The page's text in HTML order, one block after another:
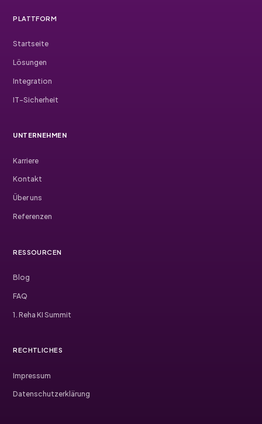
PLATTFORM
Startseite
Lösungen
Integration
IT-Sicherheit
UNTERNEHMEN
Karriere
Kontakt
Über uns
Referenzen
RESSOURCEN
Blog
FAQ
1. Reha KI Summit
RECHTLICHES
Impressum
Datenschutzerklärung